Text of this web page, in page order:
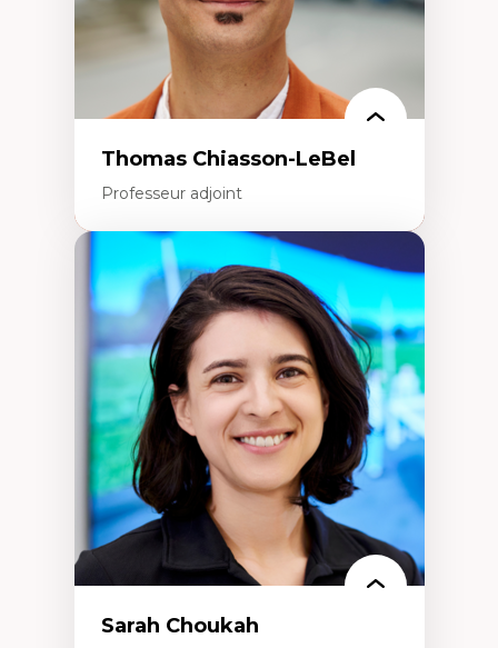
Thomas Chiasson-LeBel
Professeur adjoint
Expertises
Théories du développement
Économie politique comparée
Élites économiques
Sociologie économique
Extractivisme
Classes sociales
Mouvements sociaux
Théories de l’État
Sarah Choukah